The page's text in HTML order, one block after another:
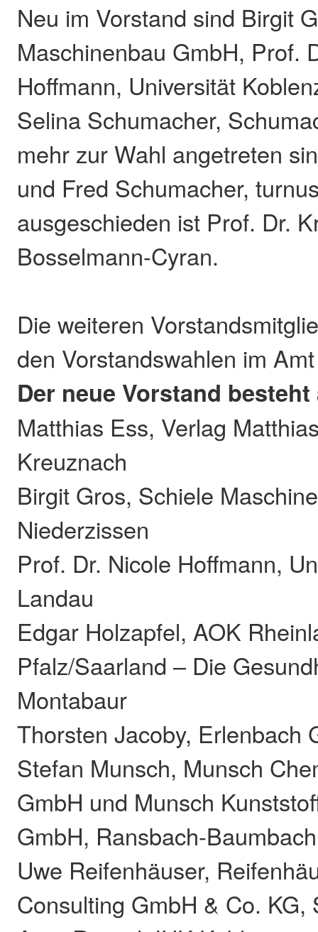
Neu im Vorstand sind Birgit
Maschinenbau GmbH, Prof.
Hoffmann, Universität
Selina Schumacher,
mehr zur Wahl angetreten
und Fred Schumacher,
ausgeschieden ist Prof. Dr.
Bosselmann-Cyran.
Die weiteren
den Vorstandswahlen im
Der neue Vorstand
Matthias Ess, Verlag
Kreuznach
Birgit Gros, Schiele
Niederzissen
Prof. Dr. Nicole Hoffmann,
Landau
Edgar Holzapfel, AOK
Pfalz/Saarland – Die
Montabaur
Thorsten Jacoby, Erlenbach
Stefan Munsch, Munsch
GmbH und Munsch
GmbH, Ransbach-Baumbach
Uwe Reifenhäuser,
Consulting GmbH & Co. KG,